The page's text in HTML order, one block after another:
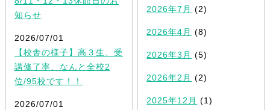
知らせ
2026/07/01
【校舎の様子】高３生、受
講修了率、なんと全校2
位/95校です！！
2026/07/01
2026年7月 (2)
2026年4月 (8)
2026年3月 (5)
2026年2月 (2)
2025年12月 (1)